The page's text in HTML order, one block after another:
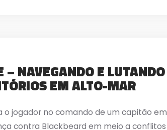
– NAVEGANDO E LUTANDO
EM ALTO-MAR
o jogador no comando de um capitão em
contra Blackbeard em meio a conflitos